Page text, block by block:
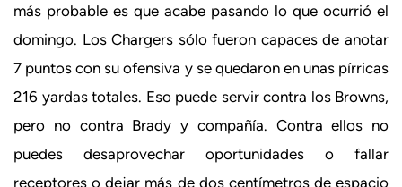
más probable es que acabe pasando lo que ocurrió el
domingo. Los Chargers sólo fueron capaces de anotar
7 puntos con su ofensiva y se quedaron en unas pírricas
216 yardas totales. Eso puede servir contra los Browns,
pero no contra Brady y compañía. Contra ellos no
puedes desaprovechar oportunidades o fallar
receptores o dejar más de dos centímetros de espacio